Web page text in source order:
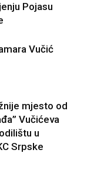
Pojasu
Vučić
mjesto od
Vučićeva
u
Srpske